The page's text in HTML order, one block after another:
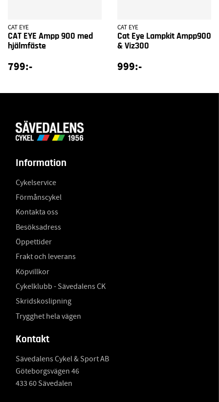
CAT EYE
CAT EYE Ampp 900 med
hjälmfäste
799:-
CAT EYE
Cat Eye Lampkit Ampp900
& Viz300
999:-
Information
Cykelservice
Förmånscykel
Kontakta oss
Besöksadress
Öppettider
Frakt och leverans
Köpvillkor
Cykelklubb - Sävedalens CK
Skridskoslipning
Trygghet hela vägen
Kontakt
Sävedalens Cykel & Sport AB
Göteborgsvägen 46
433 60 Sävedalen